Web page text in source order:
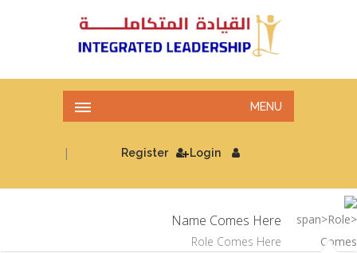
MENU
Login
| Register
Name Comes Here
Role Comes Here